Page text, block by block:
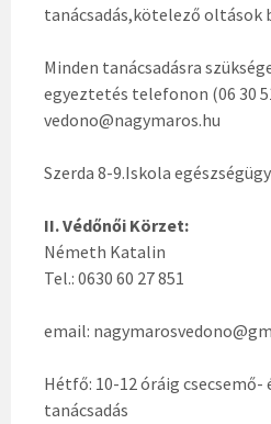
tanácsadás,kötelező oltások
Minden tanácsadásra
egyeztetés telefonon (06 30
vedono@nagymaros.hu
Szerda 8-9.Iskola
II. Védőnői Körzet:
Németh Katalin
Tel.: 0630 60 27 851
email:
Hétfő: 10-12 óráig csecsemő-
tanácsadás